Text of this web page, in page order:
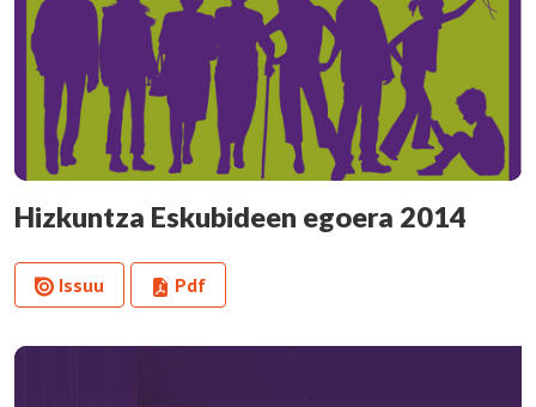
Hizkuntza Eskubideen egoera 2014
Issuu Pdf